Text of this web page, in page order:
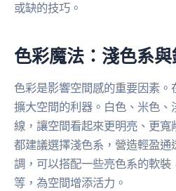
或缺的技巧。
色彩魔法：淺色系
色彩是影響空間感的重要因素。
擴大空間的利器。白色、米色、
線，讓空間看起來更明亮、更
都建議選擇淺色系，營造輕盈通
調，可以搭配一些亮色系的軟
等，為空間增添活力。